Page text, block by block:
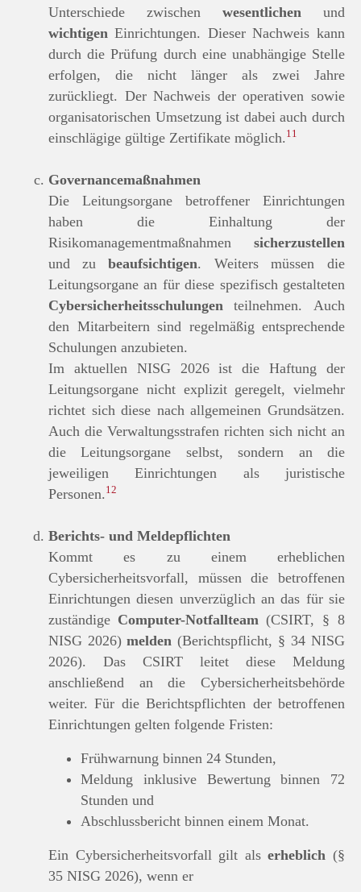
Unterschiede zwischen wesentlichen und
wichtigen Einrichtungen. Dieser Nachweis kann
durch die Prüfung durch eine unabhängige Stelle
erfolgen, die nicht länger als zwei Jahre
zurückliegt. Der Nachweis der operativen sowie
organisatorischen Umsetzung ist dabei auch durch
einschlägige gültige Zertifikate möglich. 11
Governancemaßnahmen
Die Leitungsorgane betroffener Einrichtungen
haben die Einhaltung der
Risikomanagementmaßnahmen sicherzustellen
und zu beaufsichtigen. Weiters müssen die
Leitungsorgane an für diese spezifisch gestalteten
Cybersicherheitsschulungen teilnehmen. Auch
den Mitarbeitern sind regelmäßig entsprechende
Schulungen anzubieten.
Im aktuellen NISG 2026 ist die Haftung der
Leitungsorgane nicht explizit geregelt, vielmehr
richtet sich diese nach allgemeinen Grundsätzen.
Auch die Verwaltungsstrafen richten sich nicht an
die Leitungsorgane selbst, sondern an die
jeweiligen Einrichtungen als juristische
Personen. 12
Berichts- und Meldepflichten
Kommt es zu einem erheblichen
Cybersicherheitsvorfall, müssen die betroffenen
Einrichtungen diesen unverzüglich an das für sie
zuständige Computer-Notfallteam (CSIRT, § 8
NISG 2026) melden (Berichtspflicht, § 34 NISG
2026). Das CSIRT leitet diese Meldung
anschließend an die Cybersicherheitsbehörde
weiter. Für die Berichtspflichten der betroffenen
Einrichtungen gelten folgende Fristen:
Frühwarnung binnen 24 Stunden,
Meldung inklusive Bewertung binnen 72
Stunden und
Abschlussbericht binnen einem Monat.
Ein Cybersicherheitsvorfall gilt als erheblich (§
35 NISG 2026), wenn er